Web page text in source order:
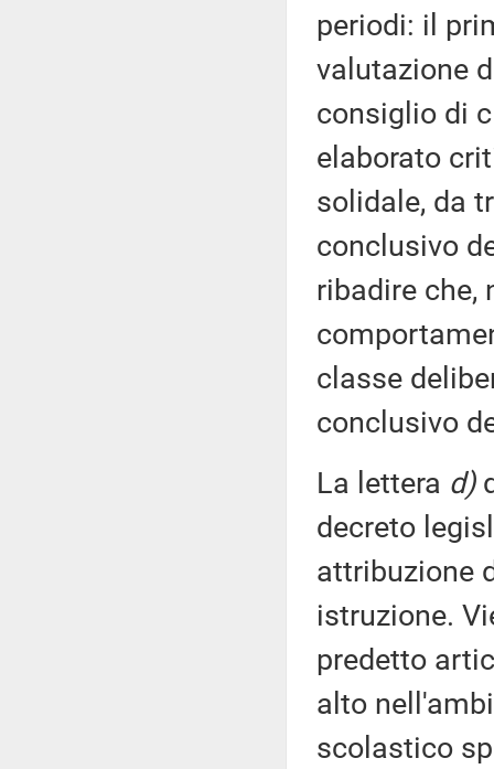
periodi: il
valutazione
consiglio di
elaborato
solidale, da
conclusivo
ribadire che,
classe
conclusivo
La lettera d)
decreto
attribuzione
istruzione.
predetto
alto
scolastico